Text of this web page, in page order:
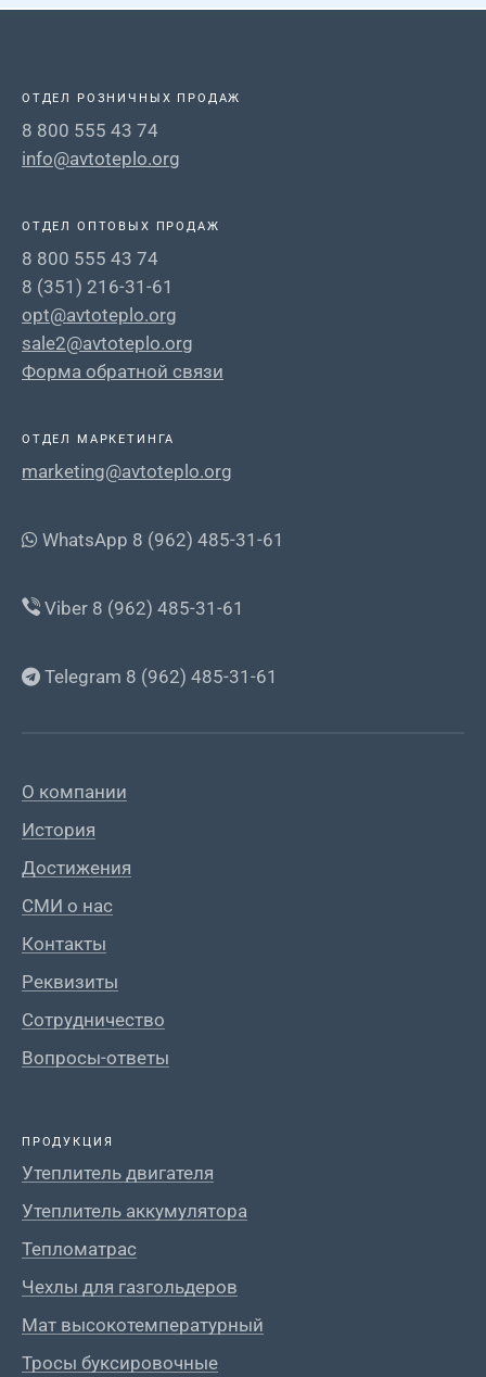
ОТДЕЛ РОЗНИЧНЫХ ПРОДАЖ
8 800 555 43 74
info@avtoteplo.org
ОТДЕЛ ОПТОВЫХ ПРОДАЖ
8 800 555 43 74
8 (351) 216-31-61
opt@avtoteplo.org
sale2@avtoteplo.org
Форма обратной связи
ОТДЕЛ МАРКЕТИНГА
marketing@avtoteplo.org
WhatsApp 8 (962) 485-31-61
Viber 8 (962) 485-31-61
Telegram 8 (962) 485-31-61
О компании
История
Достижения
СМИ о нас
Контакты
Реквизиты
Сотрудничество
Вопросы-ответы
ПРОДУКЦИЯ
Утеплитель двигателя
Утеплитель аккумулятора
Тепломатрас
Чехлы для газгольдеров
Мат высокотемпературный
Тросы буксировочные